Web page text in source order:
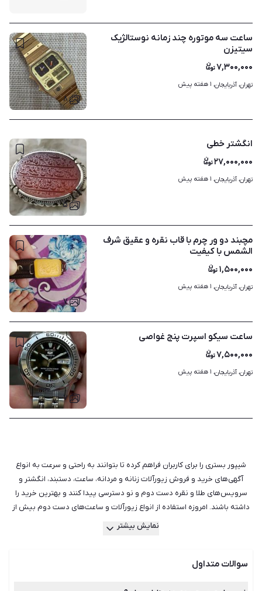
۸
ساعت سه موتوره چند زمانه نوستالژیک
سیتیزن
۷,۳۰۰,۰۰۰
تهران، آذربایجان، ۱ هفته پیش
۵
انگشتر خطی
۲۷,۰۰۰,۰۰۰
تهران، آذربایجان، ۱ هفته پیش
۷
مچبند دو ور چرم با قاب نقره و عقیق شرف
الشمس با کیفیت
۱,۵۰۰,۰۰۰
تهران، آذربایجان، ۱ هفته پیش
۷
ساعت سیکو اسپرت پنج غواصی
۷,۵۰۰,۰۰۰
تهران، آذربایجان، ۱ هفته پیش
شیپور بستری را برای کاربران فراهم کرده تا بتوانند به راحتی و سرعت به انواع
آگهی‌های خرید و فروش زیورآلات زنانه و مردانه، ساعت، دستبند، انگشتر و
سرویس‌های طلا و نقره دست دوم و نو دسترسی پیدا کنند و بهترین خرید را
داشته باشند. امروزه استفاده از انواع زیورآلات و ساعت‌های دست دوم بیش از
پیش شده است و اولین دلیلی که هر کسی به سراغ آن‌ها می‌رود، قیمت است.
کارکرد کم و ظاهری مناسب را در میان آگهی‌های شیپور پیدا کرده‌اید، بی‌شک
نمایش بیشتر
سوالات متداول